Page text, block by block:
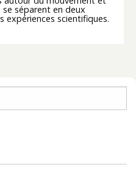
se séparent en deux
expériences scientifiques.